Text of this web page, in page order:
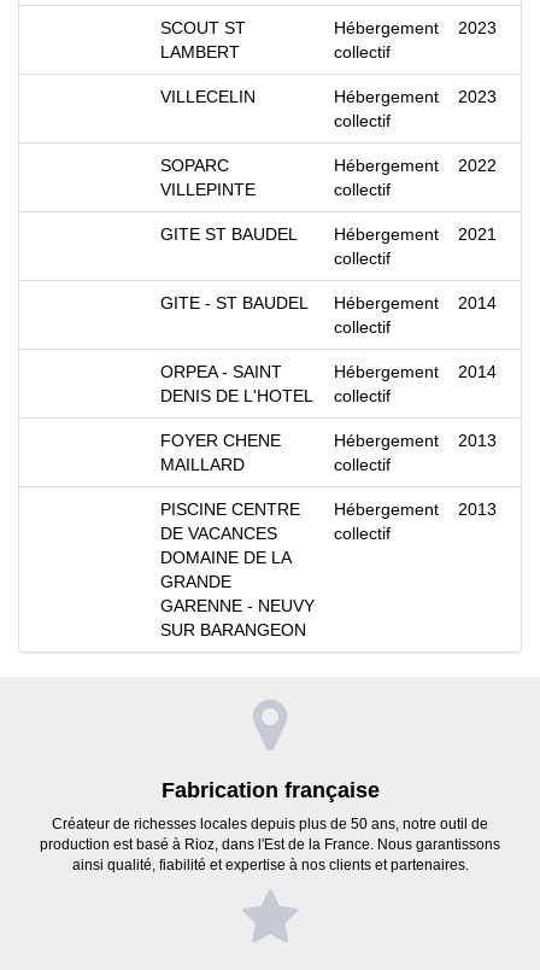
SCOUT ST
LAMBERT
Hébergement
collectif
2023
VILLECELIN
Hébergement
collectif
2023
SOPARC
VILLEPINTE
Hébergement
collectif
2022
GITE ST BAUDEL
Hébergement
collectif
2021
GITE - ST BAUDEL
Hébergement
collectif
2014
ORPEA - SAINT
DENIS DE L'HOTEL
Hébergement
collectif
2014
FOYER CHENE
MAILLARD
Hébergement
collectif
2013
PISCINE CENTRE
DE VACANCES
DOMAINE DE LA
GRANDE
GARENNE - NEUVY
SUR BARANGEON
Hébergement
collectif
2013
Fabrication française
Créateur de richesses locales depuis plus de 50 ans, notre outil de
production est basé à Rioz, dans l'Est de la France. Nous garantissons
ainsi qualité, fiabilité et expertise à nos clients et partenaires.